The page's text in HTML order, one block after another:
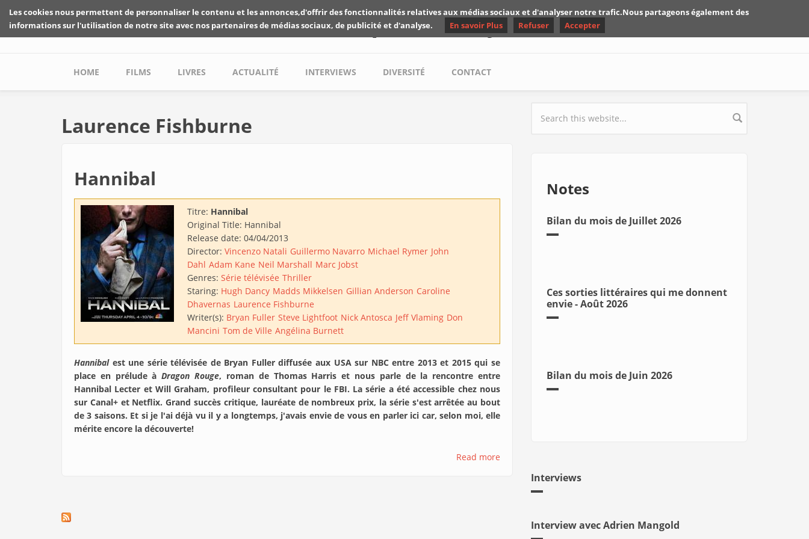
Skip to main content
Les critiques de Yuyine
Main menu
HOME FILMS LIVRES ACTUALITÉ INTERVIEWS DIVERSITÉ CONTACT
Laurence Fishburne
Hannibal
Titre: Hannibal
Original Title: Hannibal
Release date: 04/04/2013
Director: Vincenzo Natali Guillermo Navarro Michael Rymer John
Dahl Adam Kane Neil Marshall Marc Jobst
Genres: Série télévisée Thriller
Staring: Hugh Dancy Madds Mikkelsen Gillian Anderson Caroline
Dhavernas Laurence Fishburne
Writer(s): Bryan Fuller Steve Lightfoot Nick Antosca Jeff Vlaming Don
Mancini Tom de Ville Angélina Burnett
Hannibalest une série télévisée de Bryan Fuller diffusée aux USA sur NBC entre 2013 et 2015 qui se
place en prélude àDragon Rouge, roman de Thomas Harris et nous parle de la rencontre entre
Hannibal Lecter et Will Graham, profileur consultant pour le FBI. La série a été accessible chez nous
sur Canal+ et Netflix. Grand succès critique, lauréate de nombreux prix, la série s'est arrêtée au bout
de 3 saisons. Et si je l'ai déjà vu il y a longtemps, j'avais envie de vous en parler ici car, selon moi, elle
mérite encore la découverte!
Read more
Search form
Notes
Bilan du mois de Juillet 2026
Ces sorties littéraires qui me donnent
envie - Août 2026
Bilan du mois de Juin 2026
Interviews
Interview avec Adrien Mangold
Les cookies nous permettent de personnaliser le contenu et les annonces,d'offrir des fonctionnalités relatives aux médias sociaux et d'analyser notre trafic.Nous partageons également des
informations sur l'utilisation de notre site avec nos partenaires de médias sociaux, de publicité et d'analyse.
En savoir Plus Refuser Accepter